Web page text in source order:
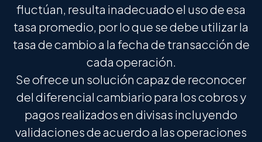
fluctúan, resulta inadecuado el uso de esa
tasa promedio, por lo que se debe utilizar la
tasa de cambio a la fecha de transacción de
cada operación.
Se ofrece un solución capaz de reconocer
del diferencial cambiario para los cobros y
pagos realizados en divisas incluyendo
validaciones de acuerdo a las operaciones